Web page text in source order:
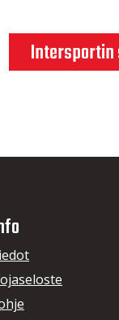
Intersportin